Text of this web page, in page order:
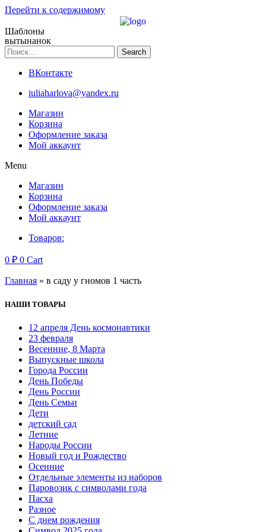
Перейти к содержимому
Шаблоны
вытынанок
Search
ВКонтакте
iuliaharlova@yandex.ru
Магазин
Корзина
Оформление заказа
Мой аккаунт
Menu
Магазин
Корзина
Оформление заказа
Мой аккаунт
Товаров:
0 ₽ 0 Cart
Главная » в саду у гномов 1 часть
НАШИ ТОВАРЫ
12 апреля День космонавтики
23 февраля
Весенние, 8 Марта
Выпускные школа
Города России
День Победы
День России
День Семьи
Дети
детский сад
Летние
Народы России
Новый год и Рождество
Осенние
Отдельные элементы из наборов
Паровозик с символами года
Пасха
Разное
С днем рождения